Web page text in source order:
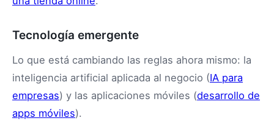
Tecnología emergente
Lo que está cambiando las reglas ahora mismo: la
inteligencia artificial aplicada al negocio (IA para
empresas) y las aplicaciones móviles (desarrollo de
apps móviles).